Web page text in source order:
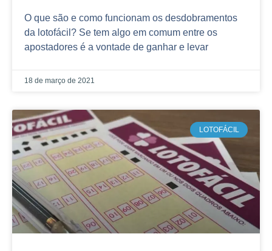
O que são e como funcionam os desdobramentos
da lotofácil? Se tem algo em comum entre os
apostadores é a vontade de ganhar e levar
18 de março de 2021
LOTOFÁCIL